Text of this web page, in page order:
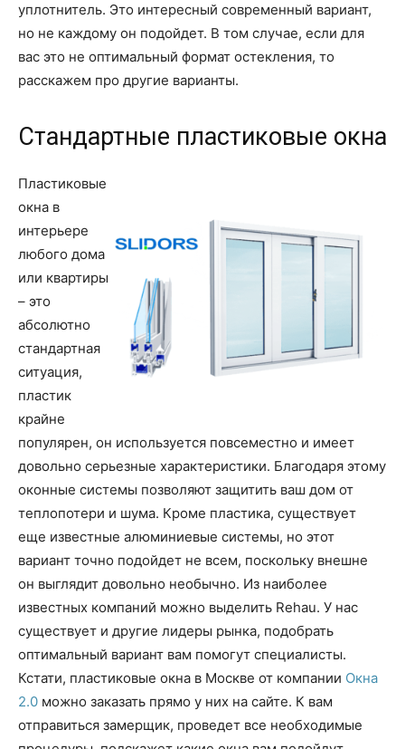
уплотнитель. Это интересный современный вариант,
но не каждому он подойдет. В том случае, если для
вас это не оптимальный формат остекления, то
расскажем про другие варианты.
Стандартные пластиковые окна
Пластиковые
окна в
интерьере
любого дома
или квартиры
– это
абсолютно
стандартная
ситуация,
пластик
крайне
популярен, он используется повсеместно и имеет
довольно серьезные характеристики. Благодаря этому
оконные системы позволяют защитить ваш дом от
теплопотери и шума. Кроме пластика, существует
еще известные алюминиевые системы, но этот
вариант точно подойдет не всем, поскольку внешне
он выглядит довольно необычно. Из наиболее
известных компаний можно выделить Rehau. У нас
существует и другие лидеры рынка, подобрать
оптимальный вариант вам помогут специалисты.
Кстати, пластиковые окна в Москве от компании Окна
2.0 можно заказать прямо у них на сайте. К вам
отправиться замерщик, проведет все необходимые